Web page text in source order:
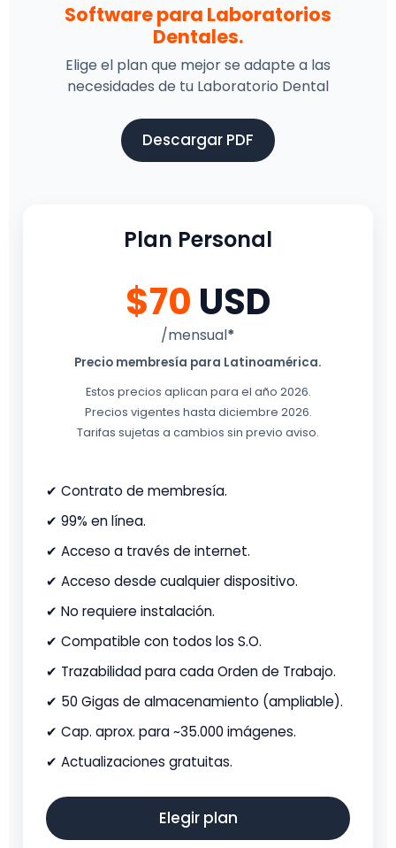
Software para Laboratorios
Dentales.
Elige el plan que mejor se adapte a las
necesidades de tu Laboratorio Dental
Descargar PDF
Plan Personal
$70 USD
/mensual*
Precio membresía para Latinoamérica.
Estos precios aplican para el año 2026.
Precios vigentes hasta diciembre 2026.
Tarifas sujetas a cambios sin previo aviso.
✔ Contrato de membresía.
✔ 99% en línea.
✔ Acceso a través de internet.
✔ Acceso desde cualquier dispositivo.
✔ No requiere instalación.
✔ Compatible con todos los S.O.
✔ Trazabilidad para cada Orden de Trabajo.
✔ 50 Gigas de almacenamiento (ampliable).
✔ Cap. aprox. para ~35.000 imágenes.
✔ Actualizaciones gratuitas.
Elegir plan